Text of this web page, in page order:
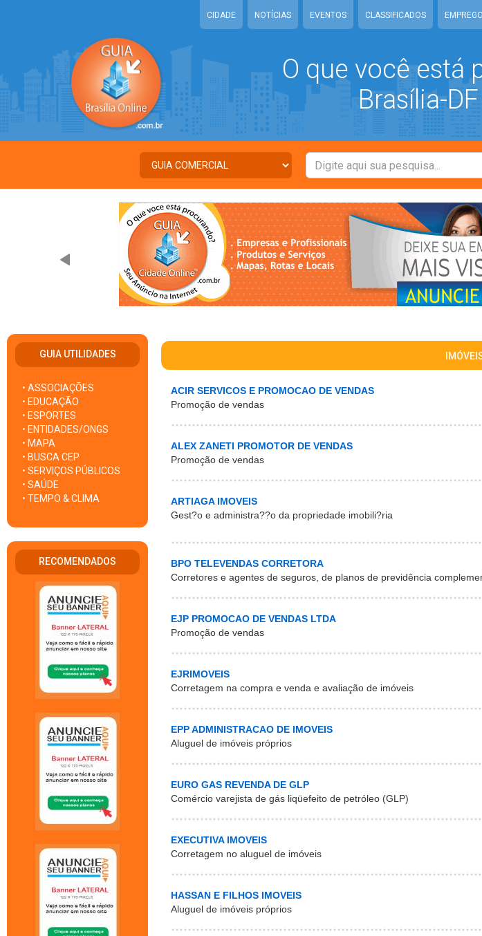
CIDADE NOTÍCIAS EVENTOS CLASSIFICADOS
O que você está
Brasília-
GUIA UTILIDADES
• ASSOCIAÇÕES
• EDUCAÇÃO
• ESPORTES
• ENTIDADES/ONGS
• MAPA
• BUSCA CEP
• SERVIÇOS PÚBLICOS
• SAÚDE
• TEMPO & CLIMA
RECOMENDADOS
ACIR SERVICOS E PROMOCAO DE VENDAS
Promoção de vendas
ALEX ZANETI PROMOTOR DE VENDAS
Promoção de vendas
ARTIAGA IMOVEIS
Gest?o e administra??o da propriedade imobili?ria
BPO TELEVENDAS CORRETORA
Corretores e agentes de seguros, de planos de previdência
EJP PROMOCAO DE VENDAS LTDA
Promoção de vendas
EJRIMOVEIS
Corretagem na compra e venda e avaliação de imóveis
EPP ADMINISTRACAO DE IMOVEIS
Aluguel de imóveis próprios
EURO GAS REVENDA DE GLP
Comércio varejista de gás liqüefeito de petróleo (GLP)
EXECUTIVA IMOVEIS
Corretagem no aluguel de imóveis
HASSAN E FILHOS IMOVEIS
Aluguel de imóveis próprios